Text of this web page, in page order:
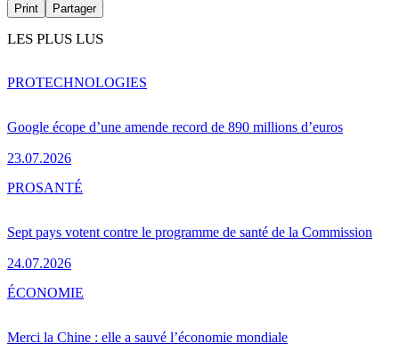
Print Partager
LES PLUS LUS
Google écope d’une amende record de 890 millions d’euros
23.07.2026
PROTECHNOLOGIES
Sept pays votent contre le programme de santé de la Commission
24.07.2026
PROSANTÉ
Merci la Chine : elle a sauvé l’économie mondiale
ÉCONOMIE